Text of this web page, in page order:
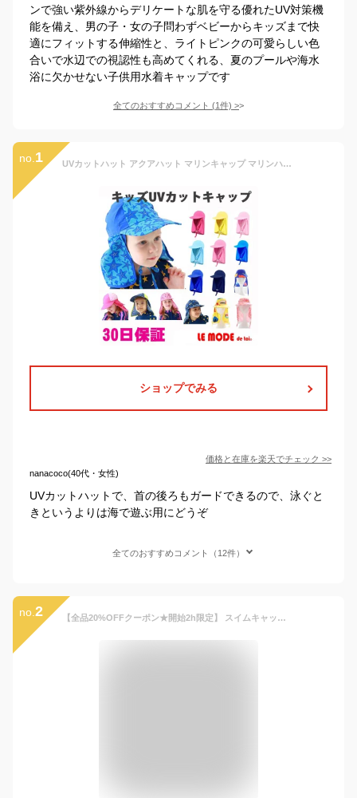
ンで強い紫外線からデリケートな肌を守る優れたUV対策機
能を備え、男の子・女の子問わずベビーからキッズまで快
適にフィットする伸縮性と、ライトピンクの可愛らしい色
合いで水辺での視認性も高めてくれる、夏のプールや海水
浴に欠かせない子供用水着キャップです
全てのおすすめコメント (1件) >
no. 1 UVカットハット アクアハット マリンキャップ マリンハット サーフハット サファリハット 日よけ帽子 ビーチハット 水泳帽子 スイムキャップ キッズ 子供 ベビー 赤ちゃん 男の子 女の子 潮干狩りにも最適 アクアキャップ 日除け帽子 c-capkidz2
ショップでみる
価格と在庫を楽天でチェック >>
nanacoco(40代・女性)
UVカットハットで、首の後ろもガードできるので、泳ぐと
きというよりは海で遊ぶ用にどうぞ
全てのおすすめコメント（12件）
no. 2 【全品20%OFFクーポン★開始2h限定】 スイムキャップ キッズ 男の子 水泳帽 ZAZZY ZAPS 日焼けカバー付き UVカット UPF50＋ 子ども かっこいい [48-52cm/52-56cm] [YA684368] [恐竜 宇宙 マリン] 入園 通学 スイミング キャップ プール 海 夏 水遊び